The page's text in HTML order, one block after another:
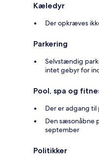
Kæledyr
Der opkræves
Parkering
Selvstændig
intet gebyr for
Pool, spa og
Der er adgang
Den sæsonåbne
september
Politikker